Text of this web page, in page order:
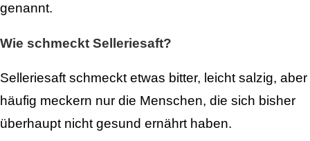
genannt.
Wie schmeckt Selleriesaft?
Selleriesaft schmeckt etwas bitter, leicht salzig, aber
häufig meckern nur die Menschen, die sich bisher
überhaupt nicht gesund ernährt haben.